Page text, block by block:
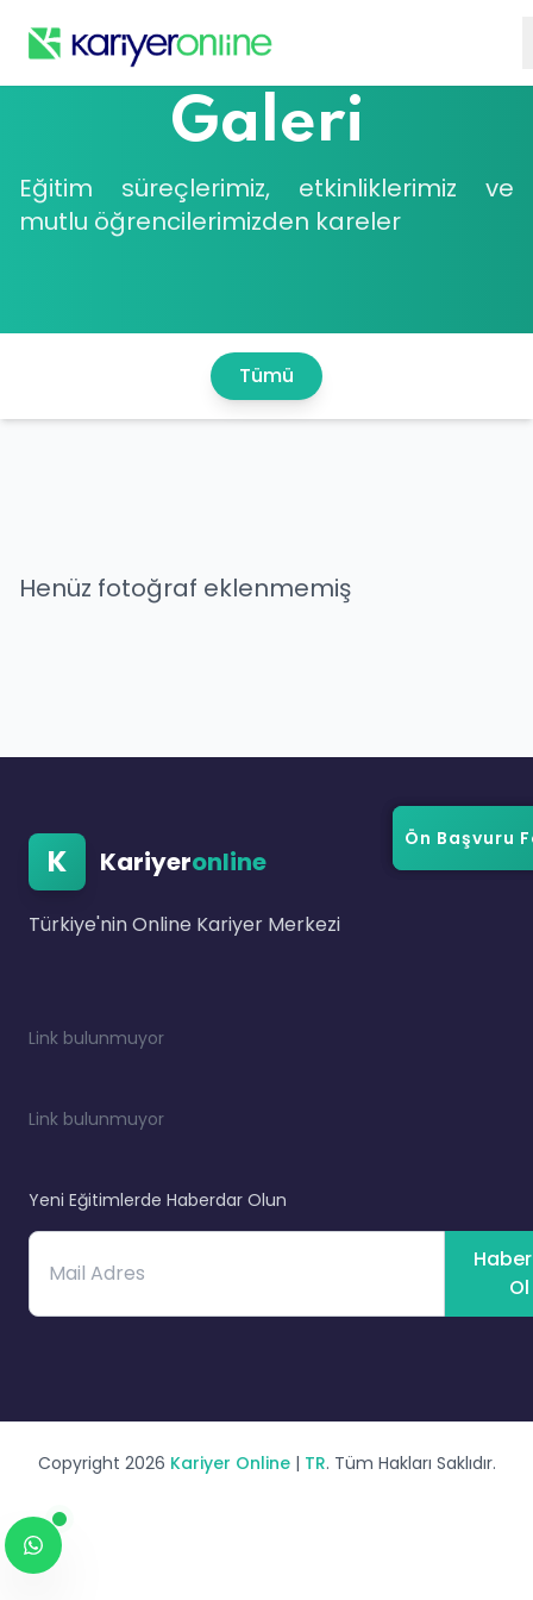
Ön Başvuru
Galeri
Eğitim süreçlerimiz, etkinliklerimiz ve
mutlu öğrencilerimizden kareler
Tümü
Henüz fotoğraf eklenmemiş
K Kariyeronline
Türkiye'nin Online Kariyer Merkezi
Link bulunmuyor
Link bulunmuyor
Yeni Eğitimlerde Haberdar Olun
Ol
Copyright 2026 Kariyer Online| TR. Tüm Hakları Saklıdır.
Ön Başvuru